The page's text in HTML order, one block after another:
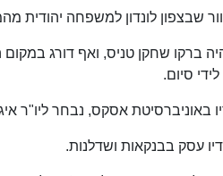
שבצפון לונדון למשפחה יהודית
ברקו שחקן טניס, ואף דורג
סיום.
באוניברסיטת אסקס, נבחר ליו"ר
עסק בבנקאות ושדלנות.